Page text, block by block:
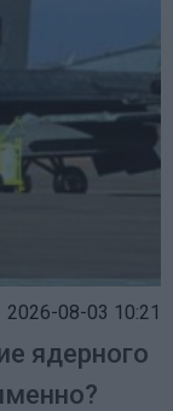
2026-08-03 10:21
ядерного